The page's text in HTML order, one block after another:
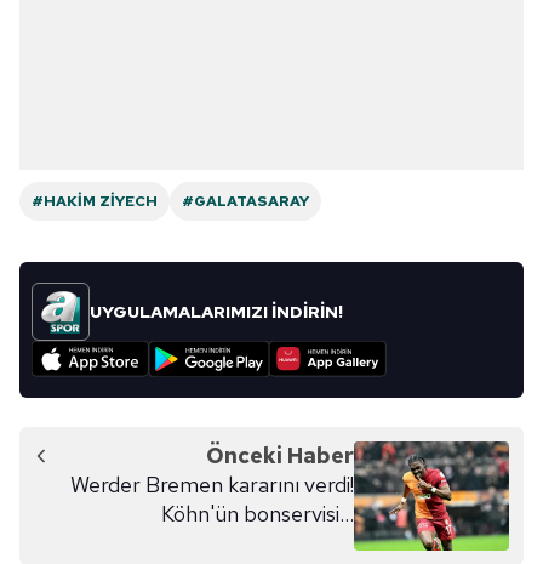
#HAKIM ZIYECH #GALATASARAY
UYGULAMALARIMIZI İNDİRİN!
Önceki Haber
Werder Bremen kararını verdi!
Köhn'ün bonservisi...